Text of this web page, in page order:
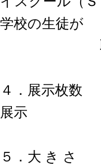
学校の生徒が
取り組ん
４．展示枚
展示
５．大 き さ